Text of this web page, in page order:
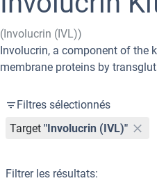
(Involucrin (IVL))
Involucrin, a component of the
membrane proteins by
Filtres sélectionnés
Target "Involucrin (IVL)"
Filtrer les résultats: